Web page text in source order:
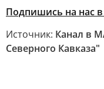
Подпишись на нас
Источник: Канал в
Северного Кавказа"